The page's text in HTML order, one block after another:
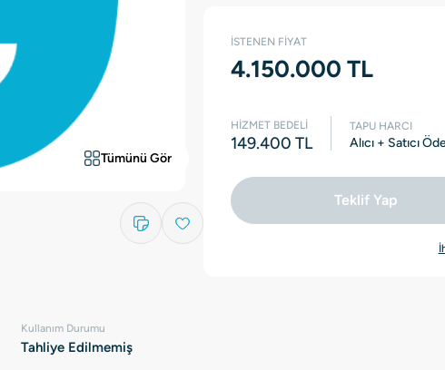
Tümünü Gör
Kullanım Durumu
Tahliye Edilmemiş
İSTENEN FİYAT
4.150.000 TL
HİZMET BEDELİ
149.400 TL
TAPU HARCI
Alıcı + Satıcı
Teklif Yap